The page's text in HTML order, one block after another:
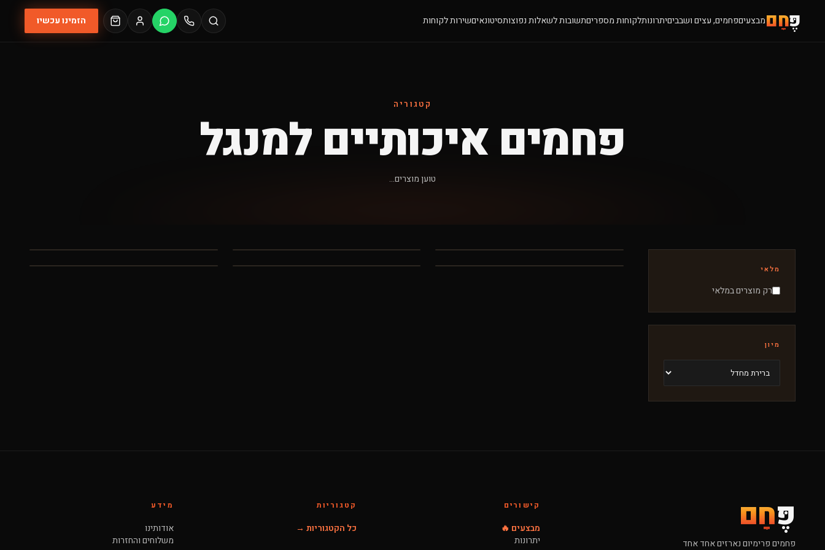
פֶּחָםמבצעיםפחמים, עצים ושבביםיתרונותלקוחות מספריםתשובות לשאלות נפוצותסיטונאיםשירות לקוחות הזמינו עכשיו
קטגוריה
פחמים איכותיים למנגל
טוען מוצרים...
מלאי
רק מוצרים במלאי
מיון
פֶּחָם
פחמים פרימיום נארזים אחד אחד
קישורים
מבצעים 🔥
יתרונות
קטגוריות
כל הקטגוריות →
מידע
אודותינו
משלוחים והחזרות